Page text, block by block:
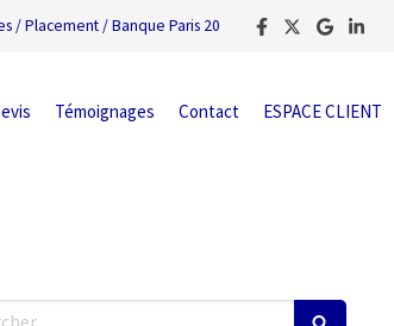
/ Placement / Banque Paris 20
Témoignages Contact ESPACE CLIENT